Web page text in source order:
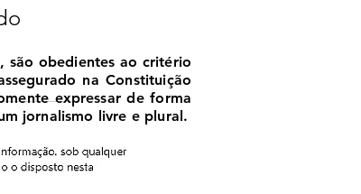
são obedientes ao critério
na Constituição
expressar de forma
jornalismo livre e plural.